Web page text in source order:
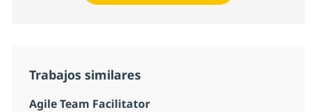
Trabajos similares
Agile Team Facilitator